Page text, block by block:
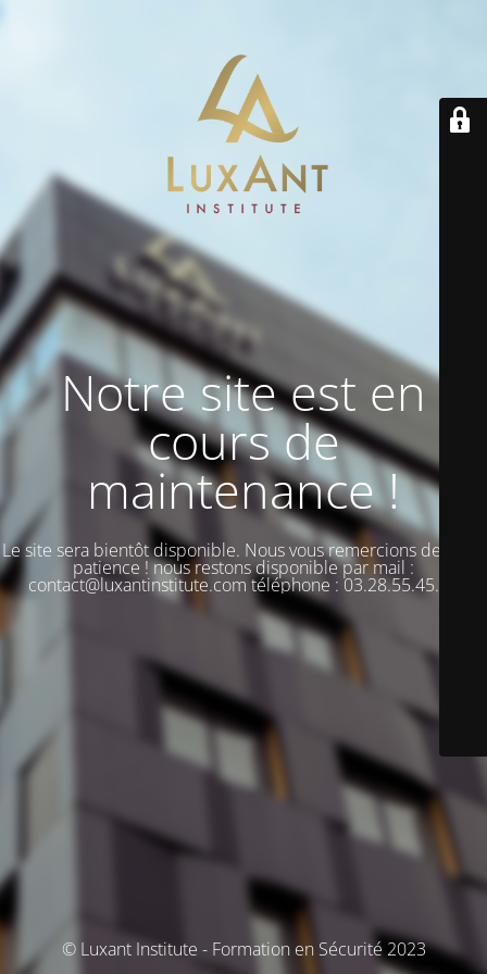
Notre site est en
cours de
maintenance !
Le site sera bientôt disponible. Nous vous remercions de votre
patience ! nous restons disponible par mail :
contact@luxantinstitute.com téléphone : 03.28.55.45.00
© Luxant Institute - Formation en Sécurité 2023